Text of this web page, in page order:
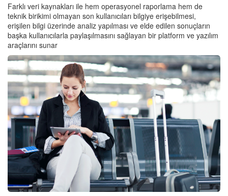
Farklı veri kaynakları ile hem operasyonel raporlama hem de
teknik birikimi olmayan son kullanıcıları bilgiye erişebilmesi,
erişilen bilgi üzerinde analiz yapılması ve elde edilen sonuçların
başka kullanıcılarla paylaşılmasını sağlayan bir platform ve yazılım
araçlarını sunar